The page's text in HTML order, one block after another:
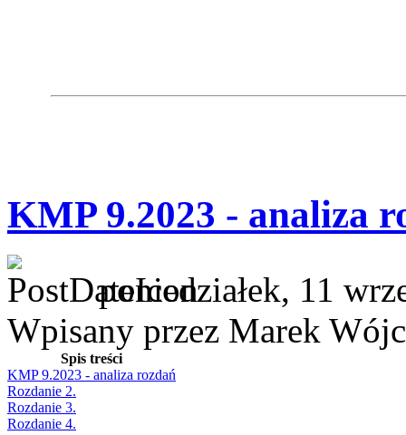
KMP 9.2023 - analiza
poniedziałek, 11
Wpisany przez Marek
Spis treści
KMP 9.2023 - analiza rozdań
Rozdanie 2.
Rozdanie 3.
Rozdanie 4.